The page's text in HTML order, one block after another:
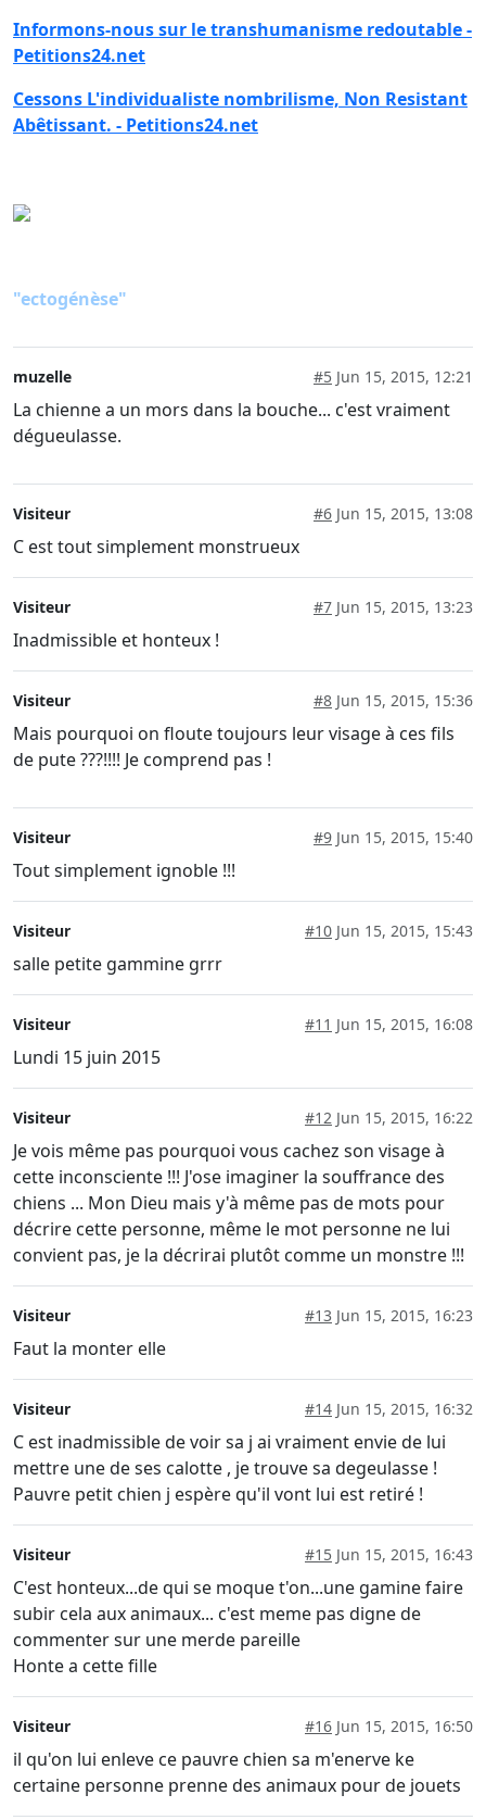
Informons-nous sur le transhumanisme redoutable -
Petitions24.net
Cessons L'individualiste nombrilisme, Non Resistant
Abêtissant. - Petitions24.net
"ectogénèse"
muzelle #5 Jun 15, 2015, 12:21
La chienne a un mors dans la bouche... c'est vraiment
dégueulasse.
Visiteur #6 Jun 15, 2015, 13:08
C est tout simplement monstrueux
Visiteur #7 Jun 15, 2015, 13:23
Inadmissible et honteux !
Visiteur #8 Jun 15, 2015, 15:36
Mais pourquoi on floute toujours leur visage à ces fils
de pute ???!!!! Je comprend pas !
Visiteur #9 Jun 15, 2015, 15:40
Tout simplement ignoble !!!
Visiteur #10 Jun 15, 2015, 15:43
salle petite gammine grrr
Visiteur #11 Jun 15, 2015, 16:08
Lundi 15 juin 2015
Visiteur #12 Jun 15, 2015, 16:22
Je vois même pas pourquoi vous cachez son visage à
cette inconsciente !!! J'ose imaginer la souffrance des
chiens ... Mon Dieu mais y'à même pas de mots pour
décrire cette personne, même le mot personne ne lui
convient pas, je la décrirai plutôt comme un monstre !!!
Visiteur #13 Jun 15, 2015, 16:23
Faut la monter elle
Visiteur #14 Jun 15, 2015, 16:32
C est inadmissible de voir sa j ai vraiment envie de lui
mettre une de ses calotte , je trouve sa degeulasse !
Pauvre petit chien j espère qu'il vont lui est retiré !
Visiteur #15 Jun 15, 2015, 16:43
C'est honteux...de qui se moque t'on...une gamine faire
subir cela aux animaux... c'est meme pas digne de
commenter sur une merde pareille
Honte a cette fille
Visiteur #16 Jun 15, 2015, 16:50
il qu'on lui enleve ce pauvre chien sa m'enerve ke
certaine personne prenne des animaux pour de jouets